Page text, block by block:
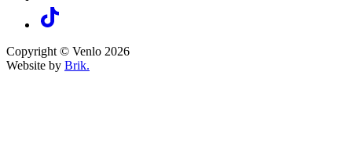
Copyright © Venlo 2026
Website by Brik.